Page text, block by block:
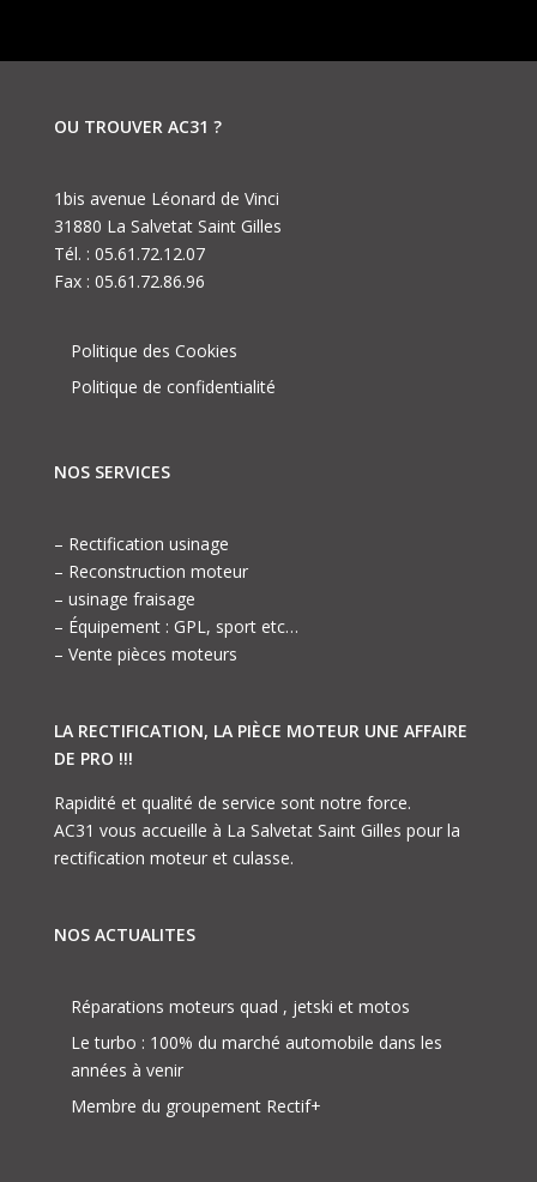
OU TROUVER AC31 ?
1bis avenue Léonard de Vinci
31880 La Salvetat Saint Gilles
Tél. : 05.61.72.12.07
Fax : 05.61.72.86.96
Politique des Cookies
Politique de confidentialité
NOS SERVICES
– Rectification usinage
– Reconstruction moteur
– usinage fraisage
– Équipement : GPL, sport etc…
– Vente pièces moteurs
LA RECTIFICATION, LA PIÈCE MOTEUR UNE AFFAIRE
DE PRO !!!
Rapidité et qualité de service sont notre force.
AC31 vous accueille à La Salvetat Saint Gilles pour la
rectification moteur et culasse.
NOS ACTUALITES
Réparations moteurs quad , jetski et motos
Le turbo : 100% du marché automobile dans les
années à venir
Membre du groupement Rectif+